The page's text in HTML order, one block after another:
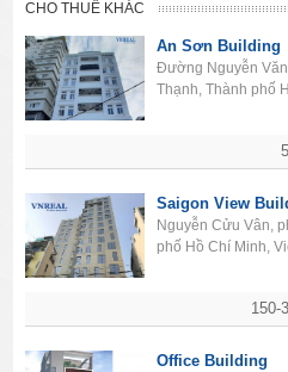
CHO THUÊ KHÁC
An Sơn Building
Đường Nguyễn
Thạnh, Thành phố
150-
Saigon View
Nguyễn Cửu Vân,
phố Hồ Chí Minh,
Office Building